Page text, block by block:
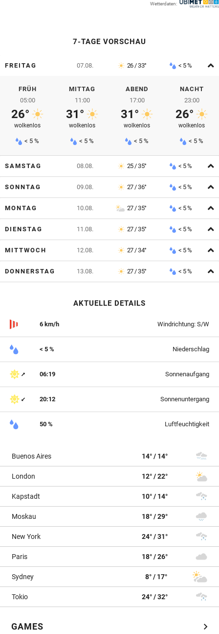
Wetterdaten:
7-TAGE VORSCHAU
FREITAG 07.08. 26 / 33° < 5 %
FRÜH
05:00
26°
wolkenlos
< 5 %
MITTAG
11:00
31°
wolkenlos
< 5 %
ABEND
17:00
31°
wolkenlos
< 5 %
NACHT
23:00
26°
wolkenlos
< 5 %
SAMSTAG 08.08. 25 / 35° < 5 %
SONNTAG 09.08. 27 / 36° < 5 %
MONTAG 10.08. 27 / 35° < 5 %
DIENSTAG 11.08. 27 / 35° < 5 %
MITTWOCH 12.08. 27 / 34° < 5 %
DONNERSTAG 13.08. 27 / 35° < 5 %
AKTUELLE DETAILS
6 km/h Windrichtung: S/W
< 5 % Niederschlag
06:19 Sonnenaufgang
20:12 Sonnenuntergang
50 % Luftfeuchtigkeit
Buenos Aires 14° / 14°
London 12° / 22°
Kapstadt 10° / 14°
Moskau 18° / 29°
New York 24° / 31°
Paris 18° / 26°
Sydney 8° / 17°
Tokio 24° / 32°
GAMES chevron_right